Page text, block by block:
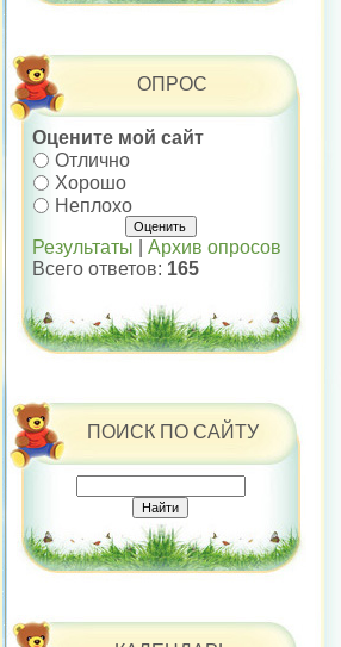
ОПРОС
Оцените мой сайт
Отлично
Хорошо
Неплохо
Результаты
Архив опросов
Всего ответов: 165
ПОИСК ПО САЙТУ